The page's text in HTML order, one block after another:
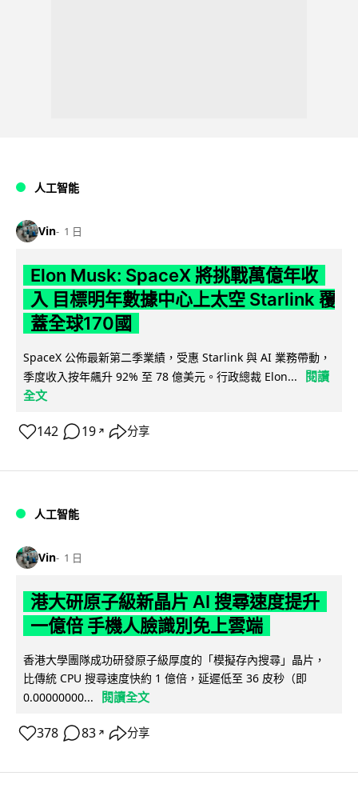
人工智能
Vin 1 日
Elon Musk: SpaceX 將挑戰萬億年收
入 目標明年數據中心上太空 Starlink 覆
蓋全球170國
SpaceX 公佈最新第二季業績，受惠 Starlink 與 AI 業務帶動，
季度收入按年飆升 92% 至 78 億美元。行政總裁 Elon...
閱讀
全文
142 19 ↗ 分享
人工智能
Vin 1 日
港大研原子級新晶片 AI 搜尋速度提升
一億倍 手機人臉識別免上雲端
香港大學團隊成功研發原子級厚度的「模擬存內搜尋」晶片，
比傳統 CPU 搜尋速度快約 1 億倍，延遲低至 36 皮秒（即
0.00000000...
閱讀全文
378 83 ↗ 分享